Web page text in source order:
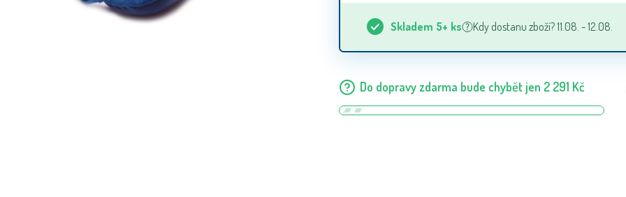
Skladem 5+ ks Kdy dostanu zboží? 11.08. - 12.08.
Do dopravy zdarma bude chybět jen 2 291 Kč